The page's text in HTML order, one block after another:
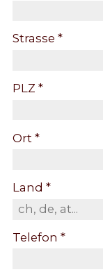
Strasse *
PLZ *
Ort *
Land *
Telefon *